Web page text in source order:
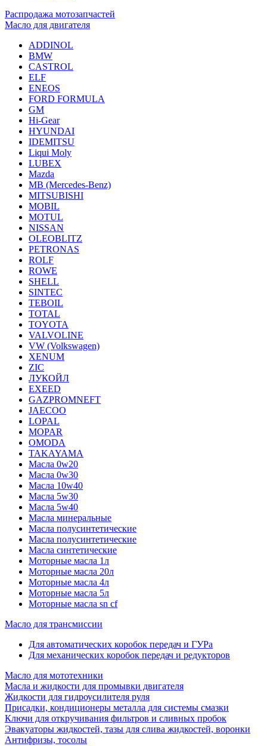
Распродажа мотозапчастей
Масло для двигателя
ADDINOL
BMW
CASTROL
ELF
ENEOS
FORD FORMULA
GM
Hi-Gear
HYUNDAI
IDEMITSU
Liqui Moly
LUBEX
Mazda
MB (Mercedes-Вenz)
MITSUBISHI
MOBIL
MOTUL
NISSAN
OLEOBLITZ
PETRONAS
ROLF
ROWE
SHELL
SINTEC
TEBOIL
TOTAL
TOYOTA
VALVOLINE
VW (Volkswagen)
XENUM
ZIC
ЛУКОЙЛ
EXEED
GAZPROMNEFT
JAECOO
LOPAL
MOPAR
OMODA
TAKAYAMA
Масла 0w20
Масла 0w30
Масла 10w40
Масла 5w30
Масла 5w40
Масла минеральные
Масла полусинтетические
Масла полусинтетические
Масла синтетические
Моторные масла 1л
Моторные масла 20л
Моторные масла 4л
Моторные масла 5л
Моторные масла sn cf
Масло для трансмиссии
Для автоматических коробок передач и ГУРа
Для механических коробок передач и редукторов
Масло для мототехники
Масла и жидкости для промывки двигателя
Жидкости для гидроусилителя руля
Присадки, кондиционеры металла для системы смазки
Ключи для откручивания фильтров и сливных пробок
Эвакуаторы жидкостей, тазы для слива жидкостей, воронки
Антифризы, тосолы